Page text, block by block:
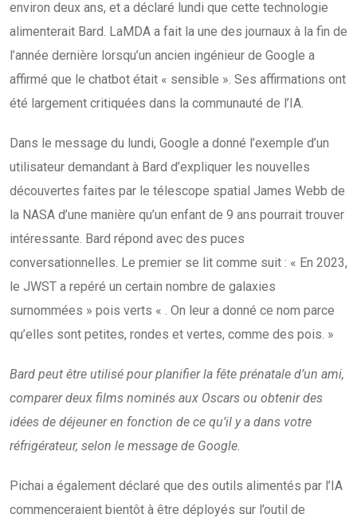
environ deux ans, et a déclaré lundi que cette technologie
alimenterait Bard. LaMDA a fait la une des journaux à la fin de
l’année dernière lorsqu’un ancien ingénieur de Google a
affirmé que le chatbot était « sensible ». Ses affirmations ont
été largement critiquées dans la communauté de l’IA.
Dans le message du lundi, Google a donné l’exemple d’un
utilisateur demandant à Bard d’expliquer les nouvelles
découvertes faites par le télescope spatial James Webb de
la NASA d’une manière qu’un enfant de 9 ans pourrait trouver
intéressante. Bard répond avec des puces
conversationnelles. Le premier se lit comme suit : « En 2023,
le JWST a repéré un certain nombre de galaxies
surnommées » pois verts « . On leur a donné ce nom parce
qu’elles sont petites, rondes et vertes, comme des pois. »
Bard peut être utilisé pour planifier la fête prénatale d’un ami,
comparer deux films nominés aux Oscars ou obtenir des
idées de déjeuner en fonction de ce qu’il y a dans votre
réfrigérateur, selon le message de Google.
Pichai a également déclaré que des outils alimentés par l’IA
commenceraient bientôt à être déployés sur l’outil de